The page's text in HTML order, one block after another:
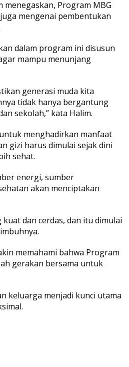
menegaskan, Program MBG
mengenai pembentukan
dalam program ini disusun
mampu menunjang
generasi muda kita
tidak hanya bergantung
sekolah,” kata Halim.
menghadirkan manfaat
gizi harus dimulai sejak dini
sehat.
energi, sumber
akan menciptakan
dan cerdas, dan itu dimulai
memahami bahwa Program
gerakan bersama untuk
keluarga menjadi kunci utama